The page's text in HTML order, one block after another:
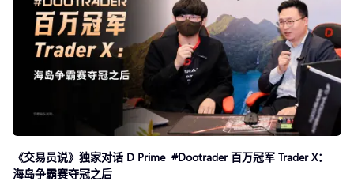
《交易员说》独家对话 D Prime #Dootrader 百万冠军 Trader X：
海岛争霸赛夺冠之后